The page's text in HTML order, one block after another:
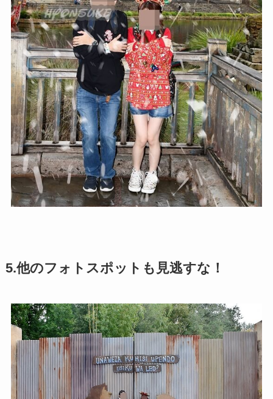
5.他のフォトスポットも見逃すな！